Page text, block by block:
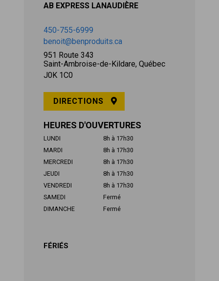
AB EXPRESS LANAUDIÈRE
450-755-6999
benoit@benproduits.ca
951 Route 343
Saint-Ambroise-de-Kildare, Québec
J0K 1C0
DIRECTIONS
HEURES D'OUVERTURES
LUNDI
8h à 17h30
MARDI
8h à 17h30
MERCREDI
8h à 17h30
JEUDI
8h à 17h30
VENDREDI
8h à 17h30
SAMEDI
Fermé
DIMANCHE
Fermé
FÉRIÉS